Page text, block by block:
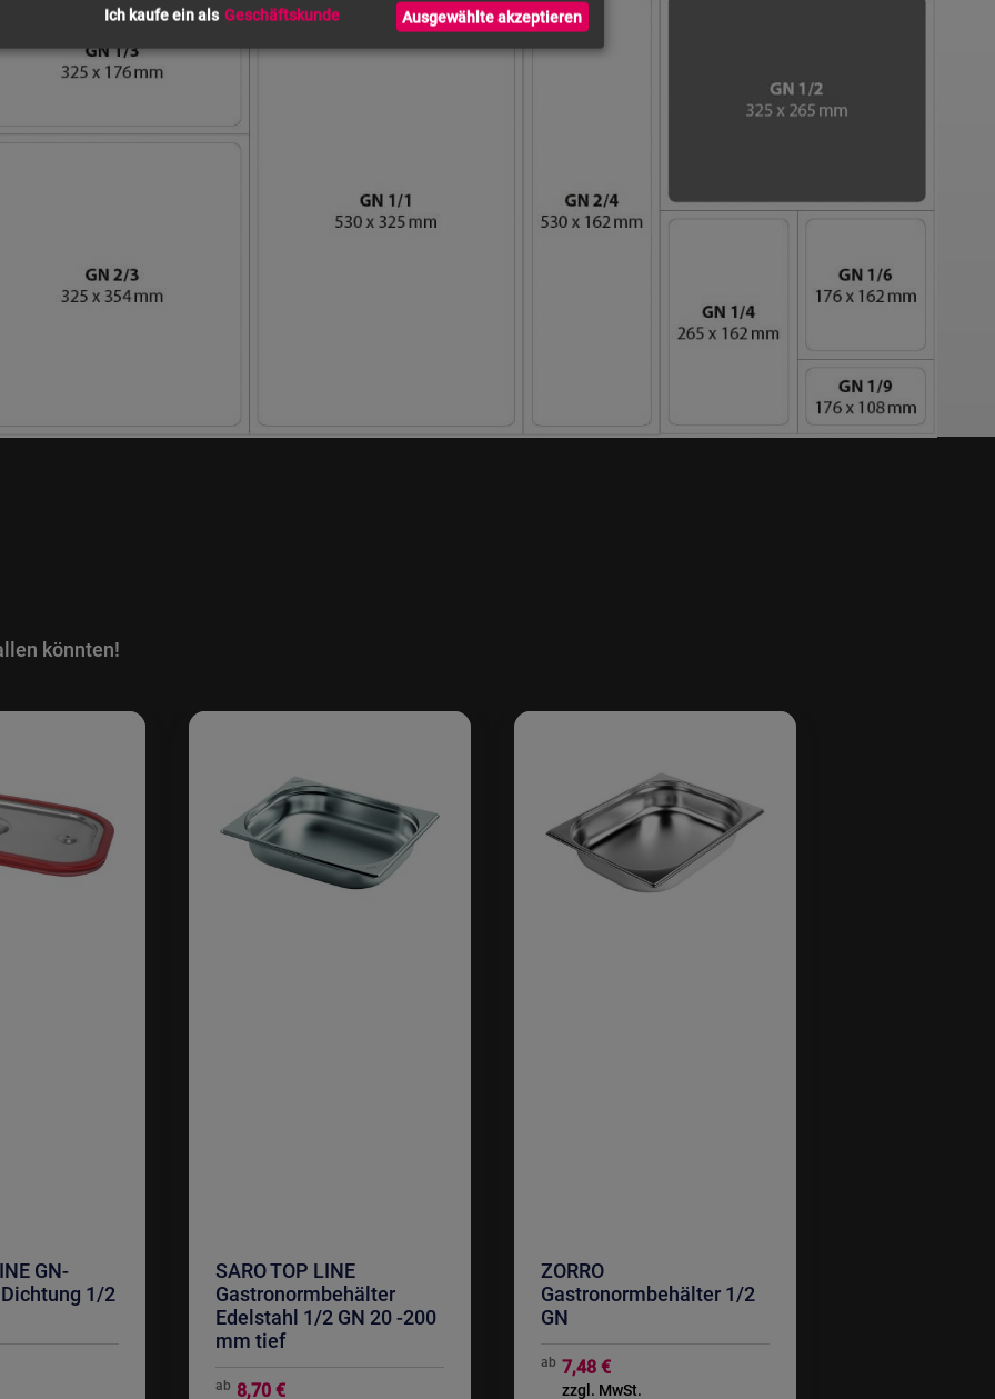
könnten!
GN-
1/2
SARO TOP LINE
Gastronormbehälter
Edelstahl 1/2 GN 20 -200
mm tief
ab 8,70 €
ZORRO
Gastronormbehälter 1/2
GN
ab 7,48 €
Ich kaufe ein als Ausgewählte akzeptieren